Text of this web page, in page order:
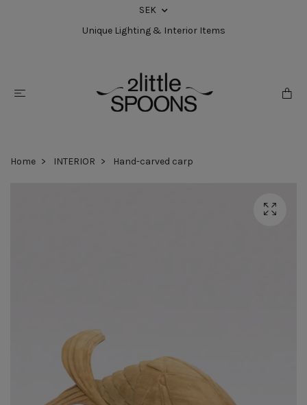
SEK
Unique Lighting & Interior Items
Home INTERIOR Hand-carved carp